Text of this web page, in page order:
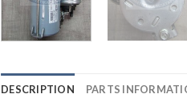
DESCRIPTION PARTS